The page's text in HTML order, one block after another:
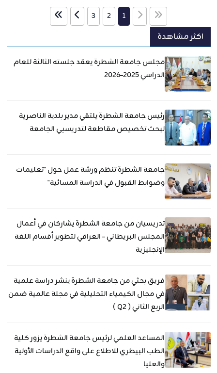
1
2
3
اكثر مشاهدة
مجلس جامعة الشطرة يعقد جلسته الثالثة للعام
الدراسي 2025–2026
رئيس جامعة الشطرة يلتقي مدير بلدية الناصرية
لبحث تخصيص مقاطعة لتدريسيي الجامعة
جامعة الشطرة تنظم ورشة عمل حول "تعليمات
وضوابط القبول في الدراسة المسائية"
تدريسيان من جامعة الشطرة يشاركان في أعمال
المجلس البريطاني – العراقي لتطوير أقسام اللغة
الإنجليزية
فريق بحثي من جامعة الشطرة ينشر دراسة علمية
في مجال الكيمياء التحليلية في مجلة عالمية ضمن
الربع الثاني ( Q2 )
المساعد العلمي لرئيس جامعة الشطرة يزور كلية
الطب البيطري للاطلاع على واقع الدراسات الأولية
والعليا